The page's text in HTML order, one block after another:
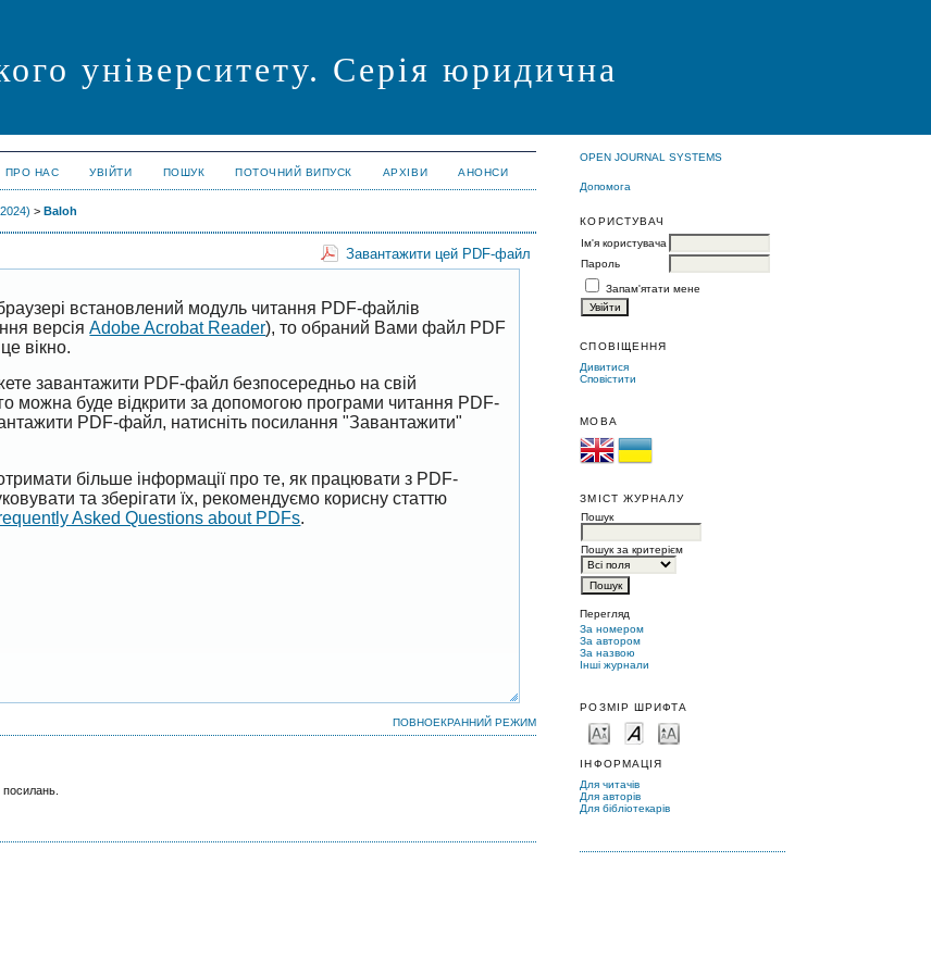
університету. Серія юридична
OPEN JOURNAL SYSTEMS
Допомога
КОРИСТУВАЧ
Ім'я користувача
Пароль
Запам'ятати мене
СПОВІЩЕННЯ
Дивитися
Сповістити
МОВА
ЗМІСТ ЖУРНАЛУ
Пошук
Пошук за критерієм
Перегляд
За номером
За автором
За назвою
Інші журнали
РОЗМІР ШРИФТА
ІНФОРМАЦІЯ
Для читачів
Для авторів
Для бібліотекарів
ПРО НАС УВІЙТИ ПОШУК ПОТОЧНИЙ ВИПУСК АРХІВИ АНОНСИ
>Baloh
Завантажити цей PDF-файл
встановлений модуль читання PDF-файлів
версіяAdobe Acrobat Reader), то обраний Вами файл PDF
вікно.
завантажити PDF-файл безпосередньо на свій
можна буде відкрити за допомогою програми читання PDF-
PDF-файл, натисніть посилання "Завантажити"
більше інформації про те, як працювати з PDF-
та зберігати їх, рекомендуємо корисну статтю
Asked Questions about PDFs.
ПОВНОЕКРАННИЙ РЕЖИМ